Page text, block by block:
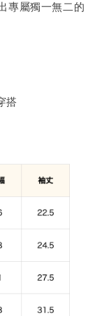
專屬獨一無二的
搭